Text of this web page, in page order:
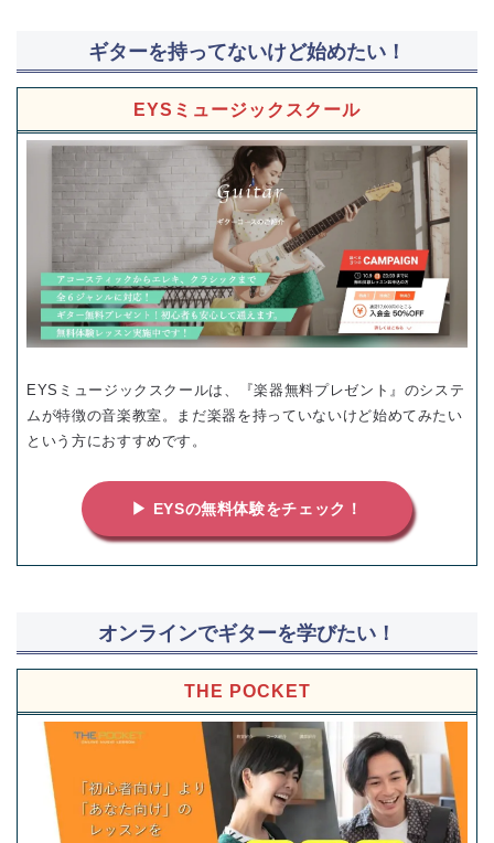
ギターを持ってないけど始めたい！
EYSミュージックスクール
EYSミュージックスクールは、『楽器無料プレゼント』のシステ
ムが特徴の音楽教室。まだ楽器を持っていないけど始めてみたい
という方におすすめです。
▶ EYSの無料体験をチェック！
オンラインでギターを学びたい！
THE POCKET